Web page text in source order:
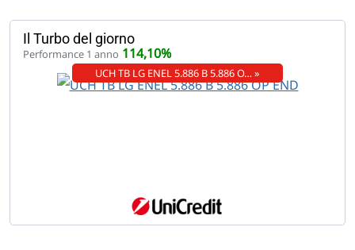
Il Turbo del giorno
Performance 1 anno 114,10%
UCH TB LG ENEL 5.886 B 5.886 O… »